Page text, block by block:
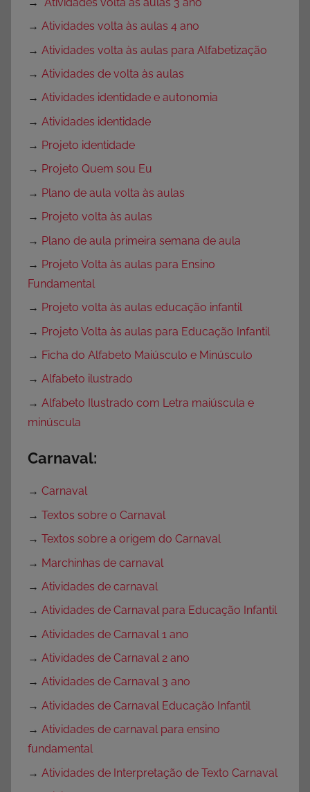
→ Atividades volta às aulas 4 ano
→ Atividades volta às aulas para Alfabetização
→ Atividades de volta às aulas
→ Atividades identidade e autonomia
→ Atividades identidade
→ Projeto identidade
→ Projeto Quem sou Eu
→ Plano de aula volta às aulas
→ Projeto volta às aulas
→ Plano de aula primeira semana de aula
→ Projeto Volta às aulas para Ensino
Fundamental
→ Projeto volta às aulas educação infantil
→ Projeto Volta às aulas para Educação Infantil
→ Ficha do Alfabeto Maiúsculo e Minúsculo
→ Alfabeto ilustrado
→ Alfabeto Ilustrado com Letra maiúscula e
minúscula
Carnaval:
→ Carnaval
→ Textos sobre o Carnaval
→ Textos sobre a origem do Carnaval
→ Marchinhas de carnaval
→ Atividades de carnaval
→ Atividades de Carnaval para Educação Infantil
→ Atividades de Carnaval 1 ano
→ Atividades de Carnaval 2 ano
→ Atividades de Carnaval 3 ano
→ Atividades de Carnaval Educação Infantil
→ Atividades de carnaval para ensino
fundamental
→ Atividades de Interpretação de Texto Carnaval